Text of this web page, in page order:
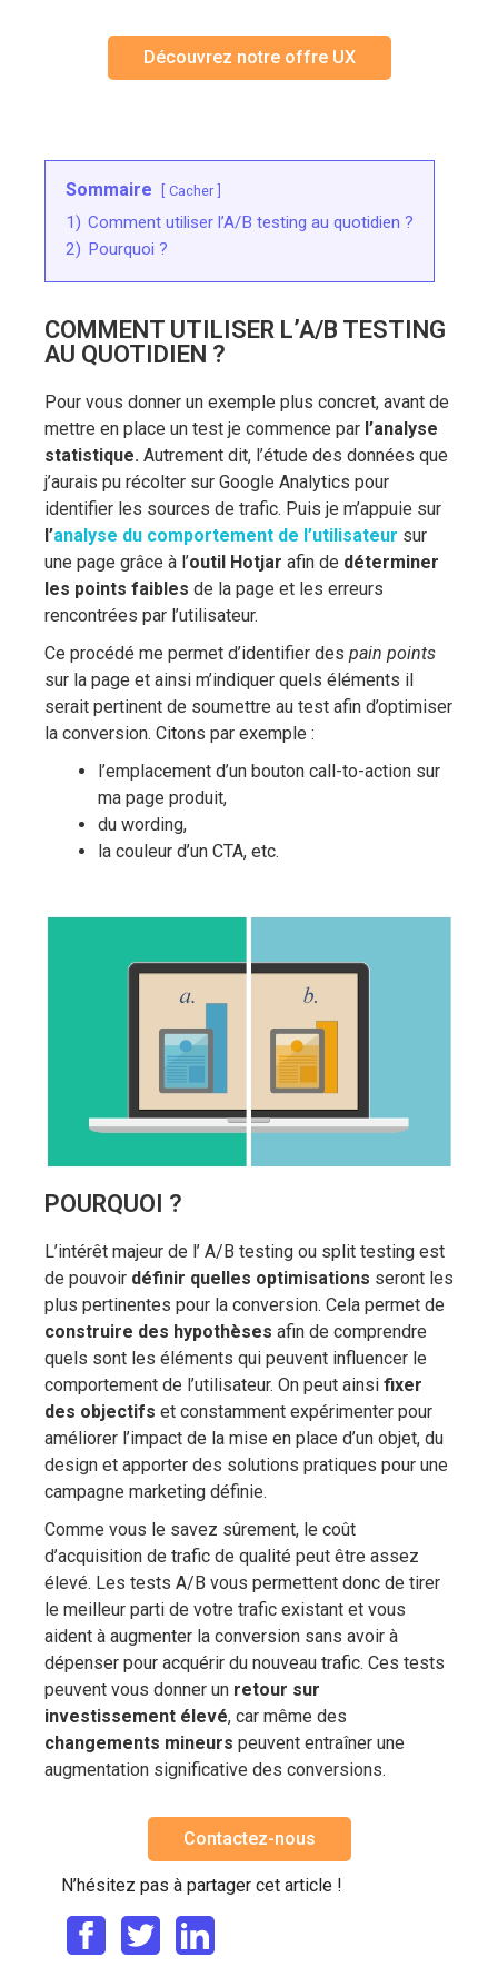
Découvrez notre offre UX
Sommaire Cacher
1) Comment utiliser l’A/B testing au quotidien ?
2) Pourquoi ?
COMMENT UTILISER L’A/B TESTING
AU QUOTIDIEN ?
Pour vous donner un exemple plus concret, avant de
mettre en place un test je commence par l’analyse
statistique. Autrement dit, l’étude des données que
j’aurais pu récolter sur Google Analytics pour
identifier les sources de trafic. Puis je m’appuie sur
l’analyse du comportement de l’utilisateur sur
une page grâce à l’outil Hotjar afin de déterminer
les points faibles de la page et les erreurs
rencontrées par l’utilisateur.
Ce procédé me permet d’identifier des pain points
sur la page et ainsi m’indiquer quels éléments il
serait pertinent de soumettre au test afin d’optimiser
la conversion. Citons par exemple :
l’emplacement d’un bouton call-to-action sur
ma page produit,
du wording,
la couleur d’un CTA, etc.
POURQUOI ?
L’intérêt majeur de l’ A/B testing ou split testing est
de pouvoir définir quelles optimisations seront les
plus pertinentes pour la conversion. Cela permet de
construire des hypothèses afin de comprendre
quels sont les éléments qui peuvent influencer le
comportement de l’utilisateur. On peut ainsi fixer
des objectifs et constamment expérimenter pour
améliorer l’impact de la mise en place d’un objet, du
design et apporter des solutions pratiques pour une
campagne marketing définie.
Comme vous le savez sûrement, le coût
d’acquisition de trafic de qualité peut être assez
élevé. Les tests A/B vous permettent donc de tirer
le meilleur parti de votre trafic existant et vous
aident à augmenter la conversion sans avoir à
dépenser pour acquérir du nouveau trafic. Ces tests
peuvent vous donner un retour sur
investissement élevé, car même des
changements mineurs peuvent entraîner une
augmentation significative des conversions.
Contactez-nous
N’hésitez pas à partager cet article !